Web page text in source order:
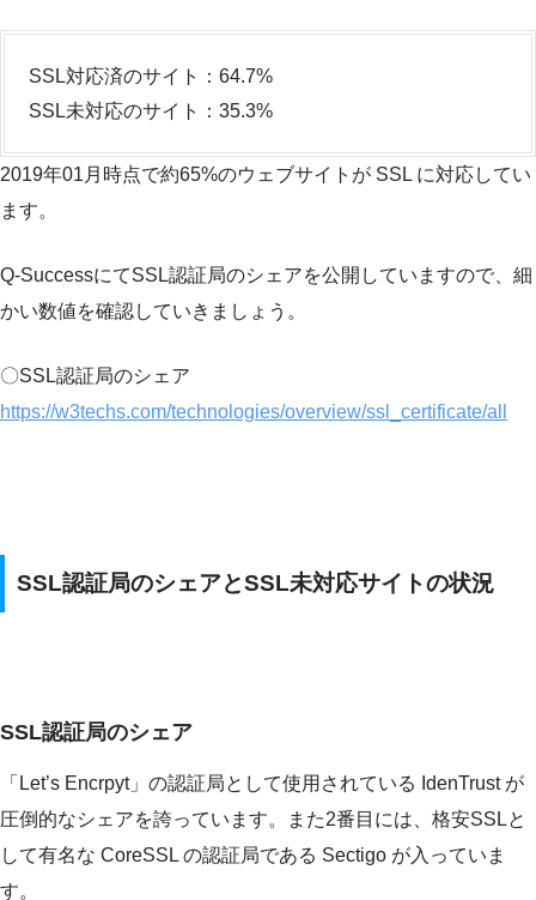
SSL対応済のサイト：64.7%
SSL未対応のサイト：35.3%
2019年01月時点で約65%のウェブサイトが SSL に対応してい
ます。
Q-SuccessにてSSL認証局のシェアを公開していますので、細
かい数値を確認していきましょう。
〇SSL認証局のシェア
https://w3techs.com/technologies/overview/ssl_certificate/all
SSL認証局のシェアとSSL未対応サイトの状況
SSL認証局のシェア
「Let’s Encrpyt」の認証局として使用されている IdenTrust が
圧倒的なシェアを誇っています。また2番目には、格安SSLと
して有名な CoreSSL の認証局である Sectigo が入っていま
す。